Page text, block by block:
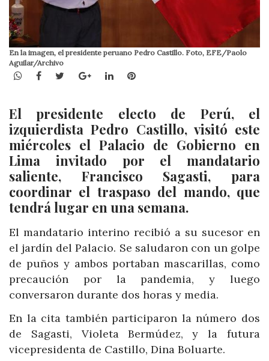
En la imagen, el presidente peruano Pedro Castillo. Foto, EFE/Paolo
Aguilar/Archivo
WhatsApp
Facebook
TwitterGoogle+LinkedInPinterest
El presidente electo de Perú, el
izquierdista Pedro Castillo, visitó este
miércoles el Palacio de Gobierno en
Lima invitado por el mandatario
saliente, Francisco Sagasti, para
coordinar el traspaso del mando, que
tendrá lugar en una semana.
El mandatario interino recibió a su sucesor en
el jardín del Palacio. Se saludaron con un golpe
de puños y ambos portaban mascarillas, como
precaución por la pandemia, y luego
conversaron durante dos horas y media.
En la cita también participaron la número dos
de Sagasti, Violeta Bermúdez, y la futura
vicepresidenta de Castillo, Dina Boluarte.